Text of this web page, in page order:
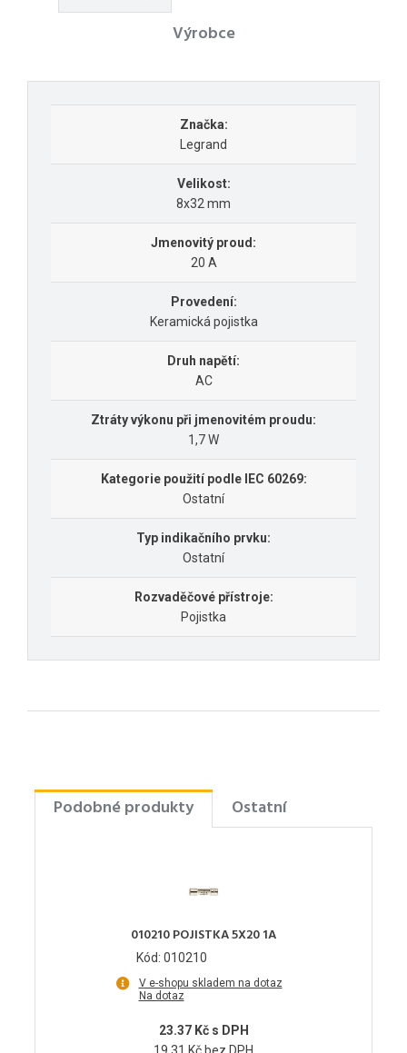
Výrobce
Značka:
Legrand
Velikost:
8x32 mm
Jmenovitý proud:
20 A
Provedení:
Keramická pojistka
Druh napětí:
AC
Ztráty výkonu při jmenovitém proudu:
1,7 W
Kategorie použití podle IEC 60269:
Ostatní
Typ indikačního prvku:
Ostatní
Rozvaděčové přístroje:
Pojistka
Podobné produkty Ostatní
010210 POJISTKA 5X20 1A
Kód: 010210
V e-shopu skladem na dotaz
Na dotaz
23.37 Kč s DPH